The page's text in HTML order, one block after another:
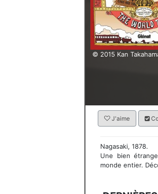
© 2015 Kan
J'aime
Nagasaki, 1878.
Une bien
monde entier.